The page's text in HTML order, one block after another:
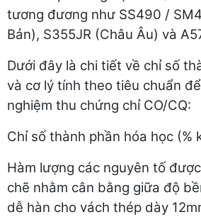
tương đương như SS490 /
Bản), S355JR (Châu Âu) và
Dưới đây là chi tiết về chỉ số
và cơ lý tính theo tiêu chuẩn
nghiệm thu chứng chỉ CO/CQ:
Chỉ số thành phần hóa học (%
Hàm lượng các nguyên tố
chẽ nhằm cân bằng giữa độ
dễ hàn cho vách thép dày